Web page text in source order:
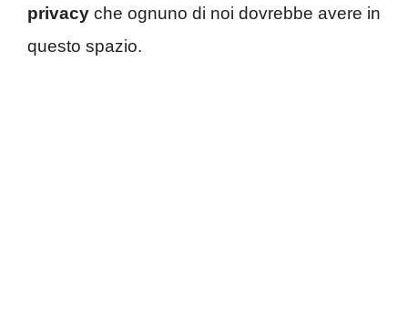
privacy che ognuno di noi dovrebbe avere in
questo spazio.